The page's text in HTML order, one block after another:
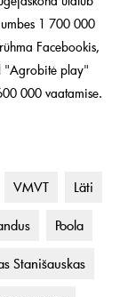
1 700 000
Facebookis,
"Agrobitė play"
000 vaatamise.
VMVT Läti
Poola
Stanišauskas